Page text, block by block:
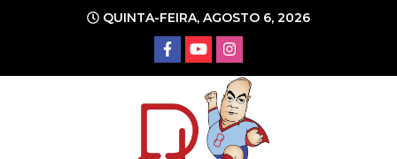
conteúdo
QUINTA-FEIRA, AGOSTO 6, 2026